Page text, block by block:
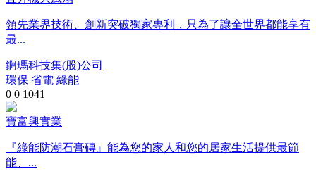
領先業界技術、創新突破獨家專利，只為了讓全世界都能享有
最...
錒瑪科技集(股)公司
環保 省電 綠能
0 0 1041
寶富興實業
『綠能防潮石膏磚』能為您的家人和您的居家生活提供最節
能、...